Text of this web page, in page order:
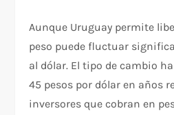
Aunque Uruguay permite
peso puede fluctuar
al dólar. El tipo de cambio
45 pesos por dólar en años
inversores que cobran en